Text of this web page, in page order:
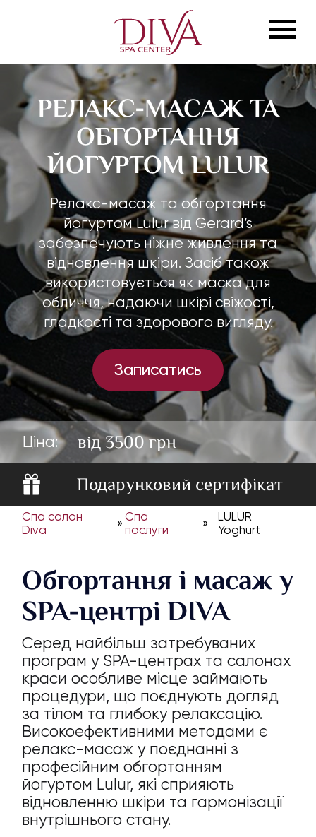
РЕЛАКС-МАСАЖ ТА
ОБГОРТАННЯ
ЙОГУРТОМ LULUR
Релакс-масаж та обгортання
йогуртом Lulur від Gerard’s
забезпечують ніжне живлення та
відновлення шкіри. Засіб також
використовується як маска для
обличчя, надаючи шкірі свіжості,
гладкості та здорового вигляду.
Записатись
Ціна: від 3500 грн
Подарунковий сертифікат
Спа салон
Diva
» Спа
послуги
»
LULUR
Yoghurt
Обгортання і масаж у
SPA-центрі DIVA
Серед найбільш затребуваних
програм у SPA-центрах та салонах
краси особливе місце займають
процедури, що поєднують догляд
за тілом та глибоку релаксацію.
Високоефективними методами є
релакс-масаж у поєднанні з
професійним обгортанням
йогуртом Lulur, які сприяють
відновленню шкіри та гармонізації
внутрішнього стану.